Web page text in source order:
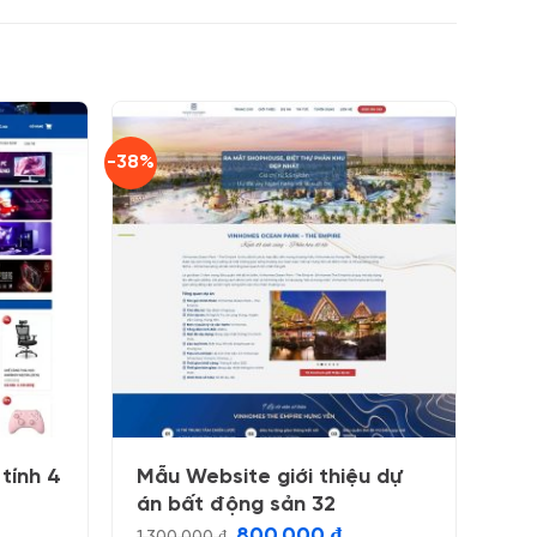
4
-38%
Mẫu Website giới thiệu dự
án bất động sản 32
Giá
Giá